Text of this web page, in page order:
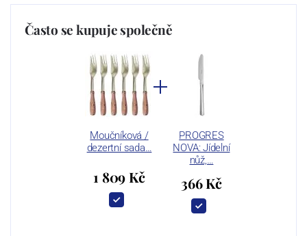
Často se kupuje společně
Moučníková /
dezertní sada…
1 809 Kč
PROGRES
NOVA: Jídelní
nůž,…
366 Kč